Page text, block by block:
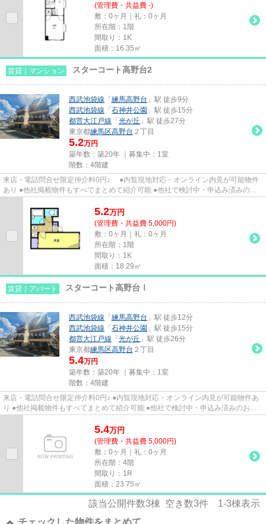
(管理費・共益費 -)
敷：0ヶ月｜礼：0ヶ月
所在階：1階
間取り：1K
面積：16.35㎡
賃貸｜マンション スターコート高野台2
西武池袋線 「 練馬高野台 」駅 徒歩9分
西武池袋線 「 石神井公園 」駅 徒歩15分
都営大江戸線 「 光が丘 」駅 徒歩27分
東京都練馬区高野台 ２丁目
5.2万円
築年数：築20年 ｜募集中： 1室
階数：4階建
来店・電話問合せ限定仲介料0円♪ ●内覧現地対応・オンライン内見が可能物件
あり ●他社掲載物件もすべてまとめて紹介可能 ●他社で検討中・申込み済みのお
5.2万円
(管理費・共益費 5,000円)
敷：0ヶ月｜礼：0ヶ月
所在階：1階
間取り：1K
面積：18.29㎡
賃貸｜アパート スターコート高野台Ⅰ
西武池袋線 「 練馬高野台 」駅 徒歩12分
西武池袋線 「 石神井公園 」駅 徒歩15分
都営大江戸線 「 光が丘 」駅 徒歩26分
東京都練馬区高野台 ２丁目
5.4万円
築年数：築20年 ｜募集中： 1室
階数：4階建
来店・電話問合せ限定仲介料0円♪ ●内覧現地対応・オンライン内見が可能物件あ
り ●他社掲載物件もすべてまとめて紹介可能 ●他社で検討中・申込み済みのお客
5.4万円
(管理費・共益費 5,000円)
敷：0ヶ月｜礼：0ヶ月
所在階：4階
間取り：1R
面積：23.75㎡
該当公開件数3棟 空き数3件 1-3棟表示
チェックした物件をまとめて